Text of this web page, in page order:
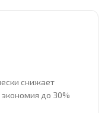
снижает
до 30%